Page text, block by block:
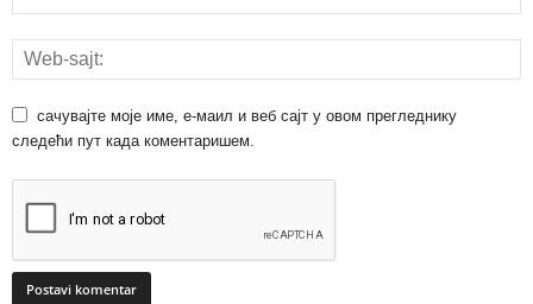
сачувајте моје име, е-маил и веб сајт у овом прегледнику
следећи пут када коментаришем.